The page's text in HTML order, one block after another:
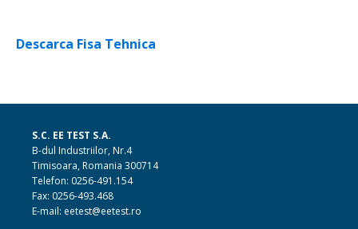
Descarca Fisa Tehnica
S.C. EE TEST S.A.
B-dul Industriilor, Nr.4
Timisoara, Romania 300714
Telefon: 0256-491.154
Fax: 0256-493.468
E-mail: eetest@eetest.ro